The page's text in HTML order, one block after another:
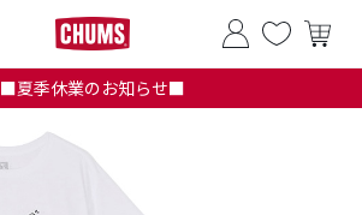
■夏季休業のお知らせ■